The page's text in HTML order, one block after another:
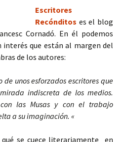
Escritores
Recónditos es el blog
Cornadó. En él podemos
interés que están al margen del
de los autores:
unos esforzados escritores que
indiscreta de los medios.
las Musas y con el trabajo
a su imaginación. «
se cuece literariamente en